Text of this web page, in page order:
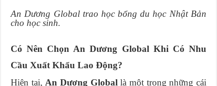
An Dương Global trao học bổng du học Nhật Bản
cho học sinh.
Có Nên Chọn An Dương Global Khi Có Nhu
Cầu Xuất Khẩu Lao Động?
Hiện tại, An Dương Global là một trong những cái